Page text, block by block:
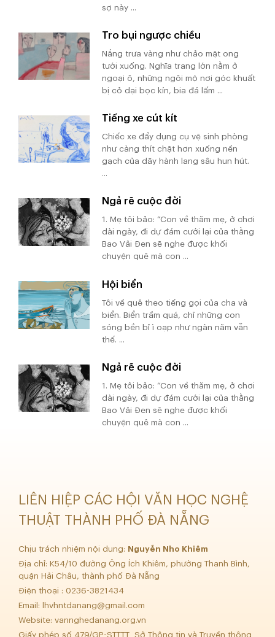
sợ này ...
Tro bụi ngược chiều
Nắng trưa vàng như chảo mật ong
tưới xuống. Nghĩa trang lớn nằm ở
ngoại ô, những ngôi mộ nơi góc khuất
bị cỏ dại bọc kín, bia đá lấm ...
Tiếng xe cút kít
Chiếc xe đẩy dụng cụ vệ sinh phòng
như càng thít chặt hơn xuống nền
gạch của dãy hành lang sâu hun hút.
...
Ngả rẽ cuộc đời
1. Mẹ tôi bảo: “Con về thăm mẹ, ở chơi
dài ngày, đi dự đám cưới lại của thằng
Bao Vải Đen sẽ nghe được khối
chuyện quê mà con ...
Hội biển
Tôi về quê theo tiếng gọi của cha và
biển. Biển trầm quá, chỉ những con
sóng bền bỉ ì oạp như ngàn năm vẫn
thế. ...
Ngả rẽ cuộc đời
1. Mẹ tôi bảo: “Con về thăm mẹ, ở chơi
dài ngày, đi dự đám cưới lại của thằng
Bao Vải Đen sẽ nghe được khối
chuyện quê mà con ...
LIÊN HIỆP CÁC HỘI VĂN HỌC NGHỆ
THUẬT THÀNH PHỐ ĐÀ NẴNG
Chịu trách nhiệm nội dung: Nguyễn Nho Khiêm
Địa chỉ: K54/10 đường Ông Ích Khiêm, phường Thanh Bình,
quận Hải Châu, thành phố Đà Nẵng
Điện thoại : 0236-3821434
Email:
lhvhntdanang@gmail.com
Website: vannghedanang.org.vn
Giấy phép số 479/GP-STTTT Sở Thông tin và Truyền thông